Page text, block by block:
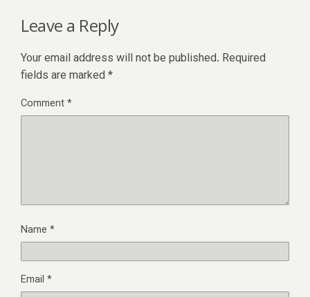
Leave a Reply
Your email address will not be published. Required
fields are marked *
Comment*
Name *
Email *